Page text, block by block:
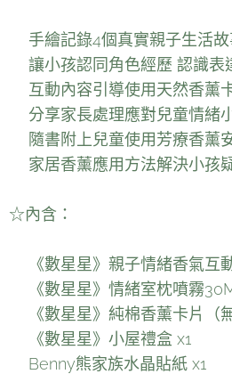
🌈手繪記錄4個真實親子生活
🌈讓小孩認同角色經歷 認識表
🌈互動內容引導使用天然香薰
🌈分享家長處理應對兒童情緒
🌈隨書附上兒童使用芳療香薰
🌈家居香薰應用方法解決小孩
☆內含：
🎁《數星星》親子情緒香氣互
🎁《數星星》情緒室枕噴霧
🎁《數星星》純棉香薰卡片（
🎁《數星星》小屋禮盒 x1
🎁Benny熊家族水晶貼紙 x1